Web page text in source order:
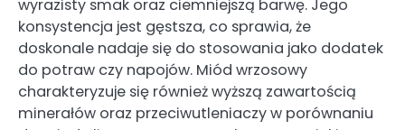
wyrazisty smak oraz ciemniejszą barwę. Jego
konsystencja jest gęstsza, co sprawia, że
doskonale nadaje się do stosowania jako dodatek
do potraw czy napojów. Miód wrzosowy
charakteryzuje się również wyższą zawartością
minerałów oraz przeciwutleniaczy w porównaniu